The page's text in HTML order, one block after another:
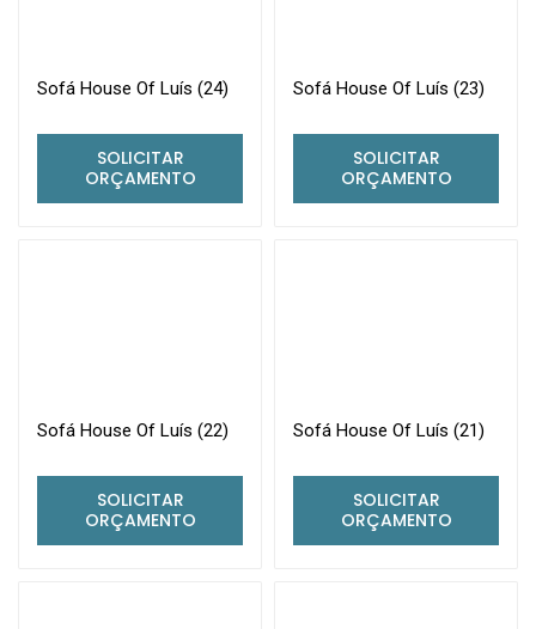
Sofá House Of Luís (24)
SOLICITAR
ORÇAMENTO
Sofá House Of Luís (23)
SOLICITAR
ORÇAMENTO
Sofá House Of Luís (22)
SOLICITAR
ORÇAMENTO
Sofá House Of Luís (21)
SOLICITAR
ORÇAMENTO